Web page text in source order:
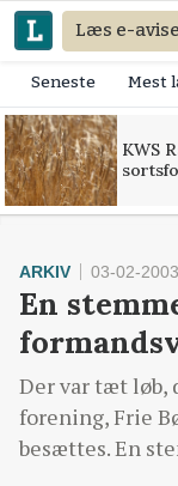
Læs e-
Seneste Mest
KWS
ARKIV 03-02-
En
Der var tæt løb,
forening, Frie
besættes. En